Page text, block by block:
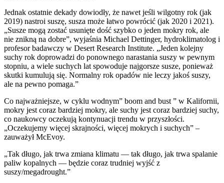
Jednak ostatnie dekady dowiodły, że nawet jeśli wilgotny rok (jak
2019) nastroi suszę, susza może łatwo powrócić (jak 2020 i 2021).
„Susze mogą zostać usunięte dość szybko o jeden mokry rok, ale
nie znikną na dobre”, wyjaśnia Michael Dettinger, hydroklimatolog i
profesor badawczy w Desert Research Institute. „Jeden kolejny
suchy rok doprowadzi do ponownego narastania suszy w pewnym
stopniu, a wiele suchych lat spowoduje najgorsze susze, ponieważ
skutki kumulują się. Normalny rok opadów nie leczy jakoś suszy,
ale na pewno pomaga.”
Co najważniejsze, w cyklu wodnym” boom and bust ” w Kalifornii,
mokry jest coraz bardziej mokry, ale suchy jest coraz bardziej suchy,
co naukowcy oczekują kontynuacji trendu w przyszłości.
„Oczekujemy więcej skrajności, więcej mokrych i suchych” –
zauważył McEvoy.
„Tak długo, jak trwa zmiana klimatu — tak długo, jak trwa spalanie
paliw kopalnych — będzie coraz trudniej wyjść z
suszy/megadrought.”